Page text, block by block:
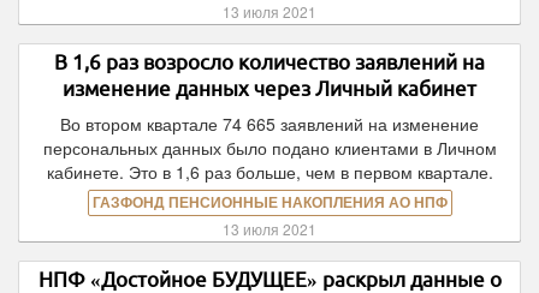
13 июля 2021
В 1,6 раз возросло количество заявлений на
изменение данных через Личный кабинет
Во втором квартале 74 665 заявлений на изменение
персональных данных было подано клиентами в Личном
кабинете. Это в 1,6 раз больше, чем в первом квартале.
ГАЗФОНД ПЕНСИОННЫЕ НАКОПЛЕНИЯ АО НПФ
13 июля 2021
НПФ «Достойное БУДУЩЕЕ» раскрыл данные о